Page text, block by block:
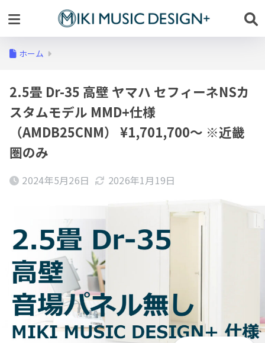
ホーム
2.5畳 Dr-35 高壁 ヤマハ セフィーネNSカ
スタムモデル MMD+仕様
（AMDB25CNM） ¥1,701,700～ ※近畿
圏のみ
2024年5月26日 2026年1月19日